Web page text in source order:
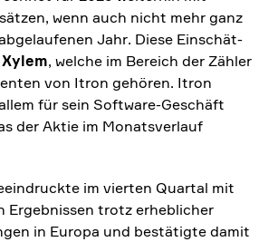
wenn auch nicht mehr ganz
Jahr. Diese Einschät­
Xylem, welche im Bereich der Zähler
von Itron gehören. Itron
für sein Software-Geschäft
der Aktie im Monats­ver­lauf
im vierten Quartal mit
Ergeb­nissen trotz erheb­li­cher
in Europa und bestä­tigte damit